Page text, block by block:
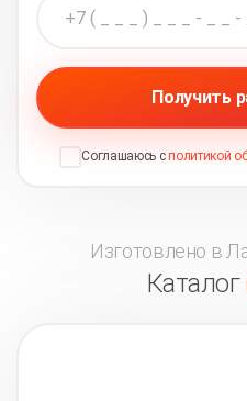
Получить
Соглашаюсь сполитикой
Изготовлено в
Каталог